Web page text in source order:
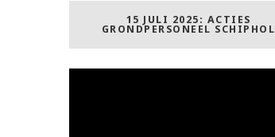
15 JULI 2025: ACTIES
GRONDPERSONEEL SCHIPHOL